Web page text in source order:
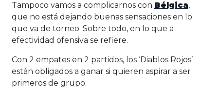
Tampoco vamos a complicarnos con Bélgica,
que no está dejando buenas sensaciones en lo
que va de torneo. Sobre todo, en lo que a
efectividad ofensiva se refiere.
Con 2 empates en 2 partidos, los ‘Diablos Rojos’
están obligados a ganar si quieren aspirar a ser
primeros de grupo.